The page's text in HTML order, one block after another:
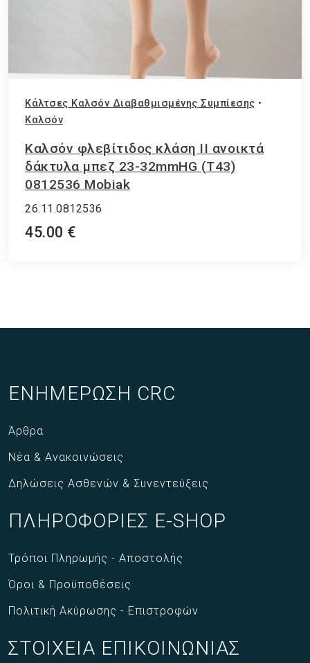
Κάλτσες Καλσόν Διαβαθμισμένης Συμπίεσης •
Καλσόν
Καλσόν φλεβίτιδος κλάση ΙΙ ανοικτά
δάκτυλα μπεζ 23-32mmHG (T43)
0812536 Mobiak
26.11.0812536
45.00 €
ΕΝΗΜΕΡΩΣΗ CRC
Άρθρα
Νέα & Ανακοινώσεις
Δηλώσεις Ασθενών & Συνεντεύξεις
ΠΛΗΡΟΦΟΡΙΕΣ E-SHOP
Τρόποι Πληρωμής - Αποστολής
Όροι & Προϋποθέσεις
Πολιτική Ακύρωσης - Επιστροφών
ΣΤΟΙΧΕΙΑ ΕΠΙΚΟΙΝΩΝΙΑΣ